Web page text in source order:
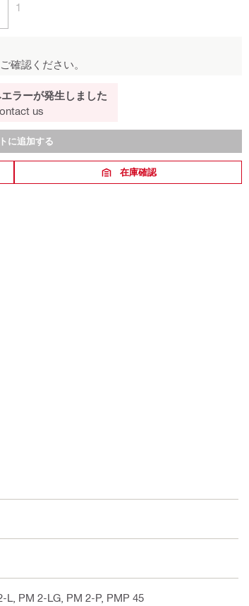
1
確認ください。
ラーが発生しました
us
に追加する
在庫確認
L, PM 2-LG, PM 2-P, PMP 45